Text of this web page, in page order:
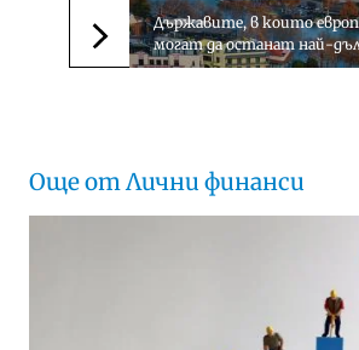
Следваща новина
Държавите, в които
могат да останат най-
Още от Лични финанси